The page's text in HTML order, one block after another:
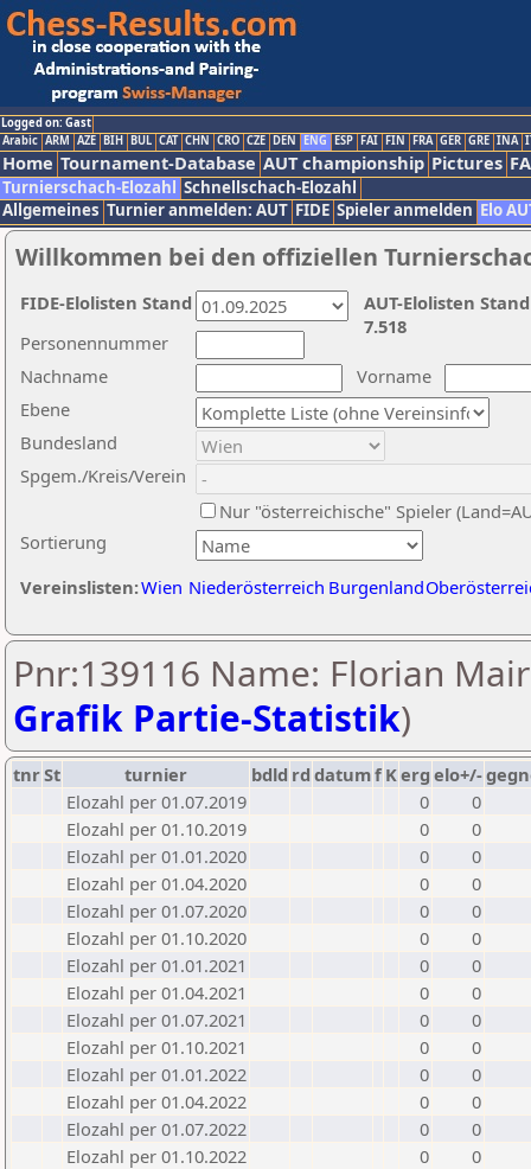
Logged on: Gast
Arabic ARM AZE BIH BUL CAT CHN CRO CZE DEN ENG ESP FAI FIN FRA GER GRE INA
Home Tournament-Database AUT championship Pictures
Turnierschach-Elozahl Schnellschach-Elozahl
Allgemeines Turnier anmelden: AUT FIDE Spieler anmelden Elo
Willkommen bei den offiziellen
Nachname
Vorname
Ebene
Sortierung
Personennummer
Bundesland
Spgem./Kreis/Verein
Nur "österreichische" Spieler
Vereinslisten:Wien Niederösterreich Burgenland
AUT-Elolisten
7.518
FIDE-Elolisten Stand
Pnr:139116 Name: Florian
Grafik Partie-Statistik)
tnrSt turnier bdld rd datumf Kerg elo+/-
Elozahl per 01.07.2019
0
0
Elozahl per 01.10.2019
0
0
Elozahl per 01.01.2020
0
0
Elozahl per 01.04.2020
0
0
Elozahl per 01.07.2020
0
0
Elozahl per 01.10.2020
0
0
Elozahl per 01.01.2021
0
0
Elozahl per 01.04.2021
0
0
Elozahl per 01.07.2021
0
0
Elozahl per 01.10.2021
0
0
Elozahl per 01.01.2022
0
0
Elozahl per 01.04.2022
0
0
Elozahl per 01.07.2022
0
0
Elozahl per 01.10.2022
0
0